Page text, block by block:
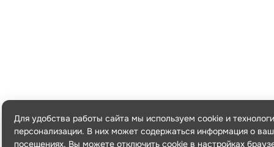
Для удобства работы сайта мы используем cookie и
персонализации. В них может содержаться информация о
посещениях. Вы можете отключить cookie в настройках